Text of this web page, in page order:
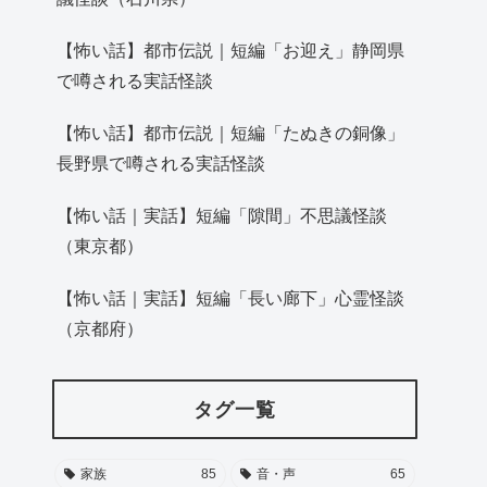
【怖い話】都市伝説｜短編「お迎え」静岡県
で噂される実話怪談
【怖い話】都市伝説｜短編「たぬきの銅像」
長野県で噂される実話怪談
【怖い話｜実話】短編「隙間」不思議怪談
（東京都）
【怖い話｜実話】短編「長い廊下」心霊怪談
（京都府）
タグ一覧
家族 85 音・声 65